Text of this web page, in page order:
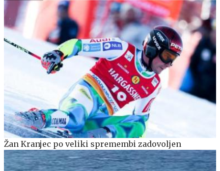
Žan Kranjec po veliki spremembi zadovoljen